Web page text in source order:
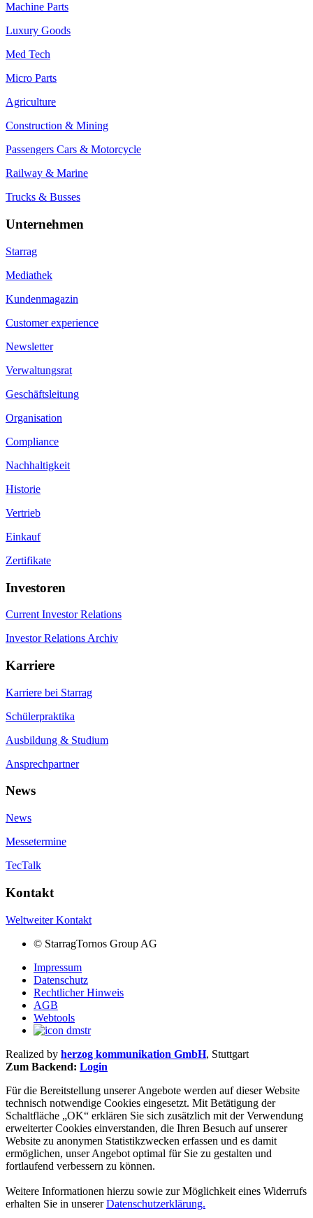
Machine Parts
Luxury Goods
Med Tech
Micro Parts
Agriculture
Construction & Mining
Passengers Cars & Motorcycle
Railway & Marine
Trucks & Busses
Unternehmen
Starrag
Mediathek
Kundenmagazin
Customer experience
Newsletter
Verwaltungsrat
Geschäftsleitung
Organisation
Compliance
Nachhaltigkeit
Historie
Vertrieb
Einkauf
Zertifikate
Investoren
Current Investor Relations
Investor Relations Archiv
Karriere
Karriere bei Starrag
Schülerpraktika
Ausbildung & Studium
Ansprechpartner
News
News
Messetermine
TecTalk
Kontakt
Weltweiter Kontakt
© StarragTornos Group AG
Impressum
Datenschutz
Rechtlicher Hinweis
AGB
Webtools
Realized by herzog kommunikation GmbH, Stuttgart
Zum Backend: Login
Für die Bereitstellung unserer Angebote werden auf dieser Website
technisch notwendige Cookies eingesetzt. Mit Betätigung der
Schaltfläche „OK“ erklären Sie sich zusätzlich mit der Verwendung
erweiterter Cookies einverstanden, die Ihren Besuch auf unserer
Website zu anonymen Statistikzwecken erfassen und es damit
ermöglichen, unser Angebot optimal für Sie zu gestalten und
fortlaufend verbessern zu können.
Weitere Informationen hierzu sowie zur Möglichkeit eines Widerrufs
erhalten Sie in unserer Datenschutzerklärung.